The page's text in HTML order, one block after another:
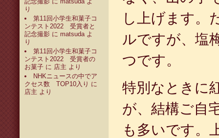
り
第11回小学生和菓子コ
ンテスト2022 受賞者と
記念撮影 に matsudaよ
り
第11回小学生和菓子コ
ンテスト2022 受賞者の
お菓子 に 店主 より
NHKニュースの中でア
クセス数 TOP10入り に
店主 より
し上げます。
ルですが、塩
つです。
特別なときに
が、結構ご自
も多いです。